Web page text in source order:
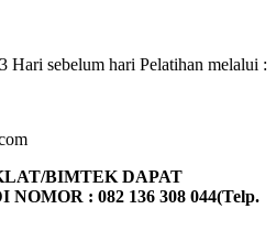
Hari sebelum hari Pelatihan melalui :
BIMTEK DAPAT
: 082 136 308 044(Telp.